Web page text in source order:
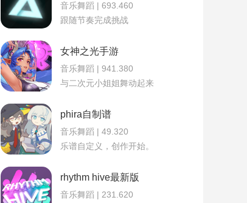
音乐舞蹈 | 693.460
跟随节奏完成挑战
女神之光手游
音乐舞蹈 | 941.380
与二次元小姐姐舞动起来
phira自制谱
音乐舞蹈 | 49.320
乐谱自定义，创作开始。
rhythm hive最新版
音乐舞蹈 | 231.620